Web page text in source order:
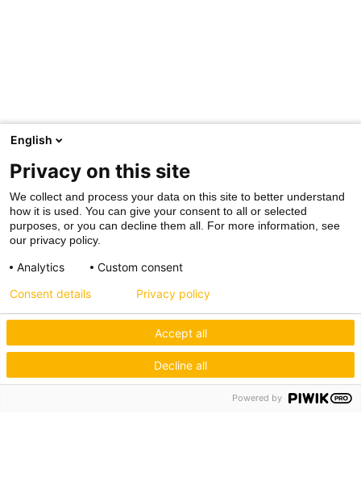
English
Privacy on this site
We collect and process your data on this site to better understand
how it is used. You can give your consent to all or selected
purposes, or you can decline them all. For more information, see
our privacy policy.
Analytics Custom consent
Accept all
Decline all
Consent details Privacy policy
Powered by